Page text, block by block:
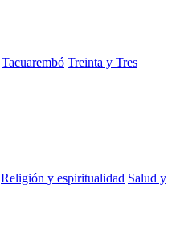
Tacuarembó Treinta y Tres
Religión y espiritualidad Salud y